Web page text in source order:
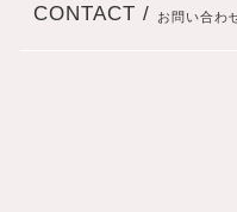
CONTACT / お問い合わ